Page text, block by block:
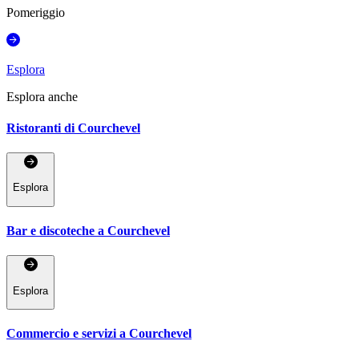
Pomeriggio
Esplora
Esplora anche
Ristoranti di Courchevel
Esplora
Bar e discoteche a Courchevel
Esplora
Commercio e servizi a Courchevel